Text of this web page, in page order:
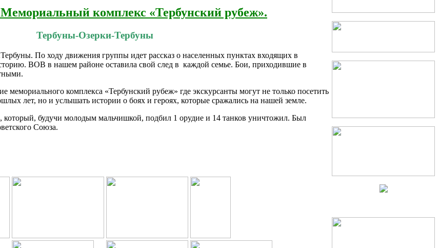
комплекс «Тербунский рубеж».
Тербуны-Озерки-Тербуны
По ходу движения группы идет рассказ о населенных пунктах входящих в
ВОВ в нашем районе оставила свой след в каждой семье. Бои, приходившие в
мемориального комплекса «Тербунский рубеж» где экскурсанты могут не только посетить
лет, но и услышать истории о боях и героях, которые сражались на нашей земле.
будучи молодым мальчишкой, подбил 1 орудие и 14 танков уничтожил. Был
Союза.